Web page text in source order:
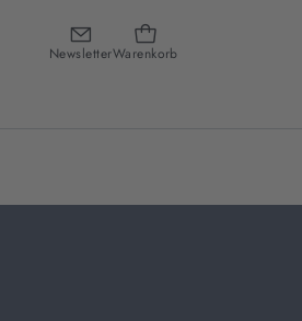
NewsletterWarenkorb